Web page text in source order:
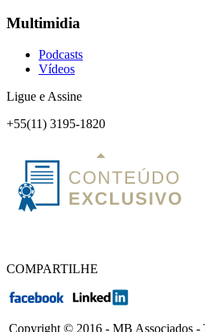
Multimidia
Podcasts
Vídeos
Ligue e Assine
+55(11) 3195-1820
COMPARTILHE
Copyright © 2016 - MB Associados -